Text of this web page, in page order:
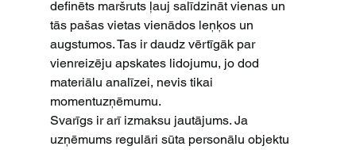
definēts maršruts ļauj salīdzināt vienas un
tās pašas vietas vienādos leņķos un
augstumos. Tas ir daudz vērtīgāk par
vienreizēju apskates lidojumu, jo dod
materiālu analīzei, nevis tikai
momentuzņēmumu.
Svarīgs ir arī izmaksu jautājums. Ja
uzņēmums regulāri sūta personālu objektu